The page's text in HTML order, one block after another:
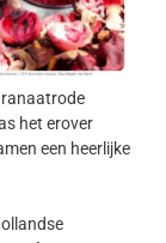
het erover
een heerlijke